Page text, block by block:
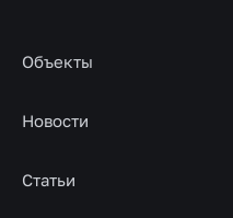
Объекты
Новости
Статьи